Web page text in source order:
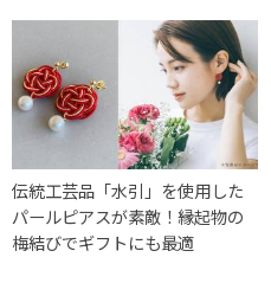
伝統工芸品「水引」を使用した
パールピアスが素敵！縁起物の
梅結びでギフトにも最適